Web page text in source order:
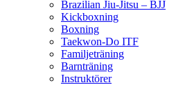
Brazilian Jiu-Jitsu – BJJ
Kickboxning
Boxning
Taekwon-Do ITF
Familjeträning
Barnträning
Instruktörer